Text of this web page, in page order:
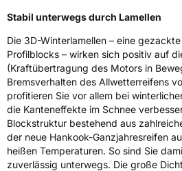
Stabil unterwegs durch Lamellen
Die 3D-Winterlamellen – eine
Profilblocks – wirken sich positiv auf
(Kraftübertragung des Motors in
Bremsverhalten des Allwetterreifens
profitieren Sie vor allem bei
die Kanteneffekte im Schnee
Blockstruktur bestehend aus
der neue Hankook-Ganzjahresreifen
heißen Temperaturen. So sind Sie
zuverlässig unterwegs. Die große